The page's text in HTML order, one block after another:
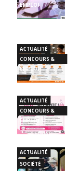
EMPLOI
ACTUALITÉ
CONCOURS &
EMPLOI
ACTUALITÉ
CONCOURS &
EMPLOI
ACTUALITÉ
SOCIÉTÉ